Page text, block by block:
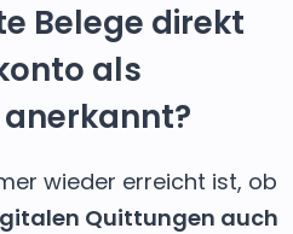
Belege direkt
als
wieder erreicht ist, ob
Quittungen auch